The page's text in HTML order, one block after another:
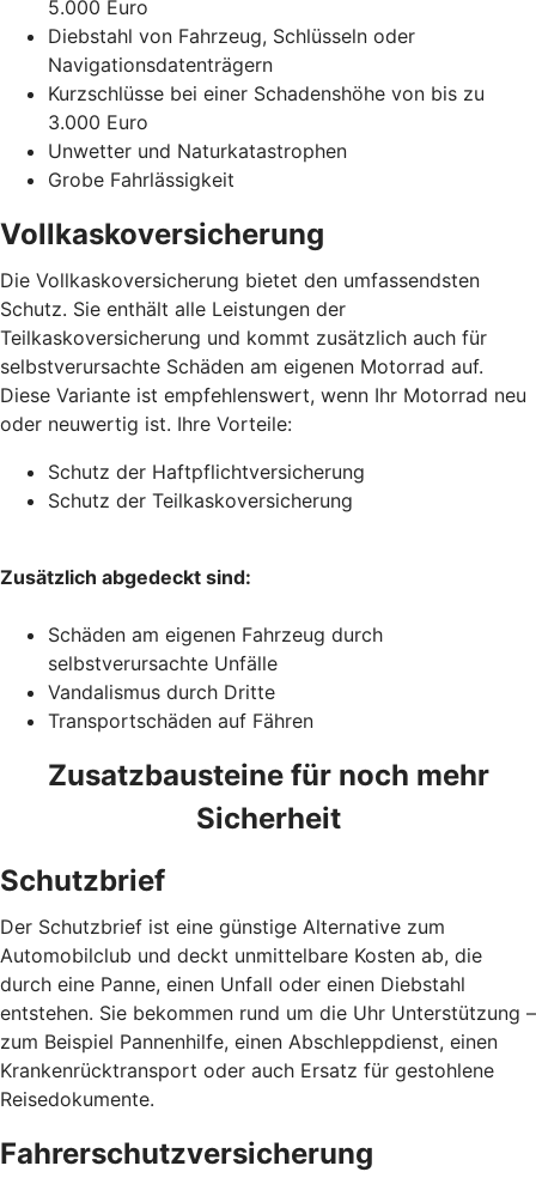
5.000 Euro
Diebstahl von Fahrzeug, Schlüsseln oder
Navigationsdatenträgern
Kurzschlüsse bei einer Schadenshöhe von bis zu
3.000 Euro
Unwetter und Naturkatastrophen
Grobe Fahrlässigkeit
Vollkaskoversicherung
Die Vollkaskoversicherung bietet den umfassendsten
Schutz. Sie enthält alle Leistungen der
Teilkaskoversicherung und kommt zusätzlich auch für
selbstverursachte Schäden am eigenen Motorrad auf.
Diese Variante ist empfehlenswert, wenn Ihr Motorrad neu
oder neuwertig ist. Ihre Vorteile:
Schutz der Haftpflichtversicherung
Schutz der Teilkaskoversicherung
Zusätzlich abgedeckt sind:
Schäden am eigenen Fahrzeug durch
selbstverursachte Unfälle
Vandalismus durch Dritte
Transportschäden auf Fähren
Zusatzbausteine für noch mehr
Sicherheit
Schutzbrief
Der Schutzbrief ist eine günstige Alternative zum
Automobilclub und deckt unmittelbare Kosten ab, die
durch eine Panne, einen Unfall oder einen Diebstahl
entstehen. Sie bekommen rund um die Uhr Unterstützung –
zum Beispiel Pannenhilfe, einen Abschleppdienst, einen
Krankenrücktransport oder auch Ersatz für gestohlene
Reisedokumente.
Fahrerschutzversicherung